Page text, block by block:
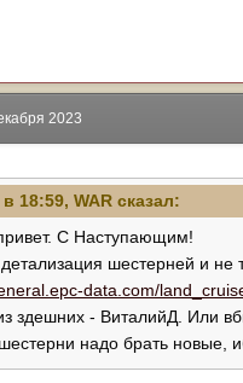
2023
в 18:59, WAR сказал:
С Наступающим!
детализация шестерней и не
data.com/
здешних - ВиталийД. Или
надо брать новые,